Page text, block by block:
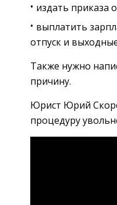
издать приказа
выплатить
отпуск и
Также нужно
причину.
Юрист Юрий
процедуру